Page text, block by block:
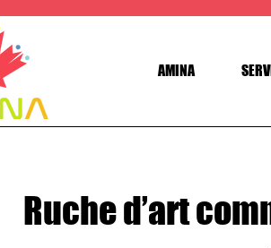
AMINA
Ruche d’art